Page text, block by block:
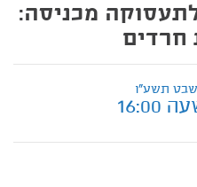
מכניסה:
חרדים
תשע"ו